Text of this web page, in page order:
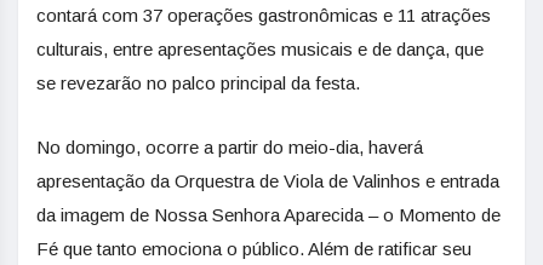
contará com 37 operações gastronômicas e 11 atrações
culturais, entre apresentações musicais e de dança, que
se revezarão no palco principal da festa.
No domingo, ocorre a partir do meio-dia, haverá
apresentação da Orquestra de Viola de Valinhos e entrada
da imagem de Nossa Senhora Aparecida – o Momento de
Fé que tanto emociona o público. Além de ratificar seu